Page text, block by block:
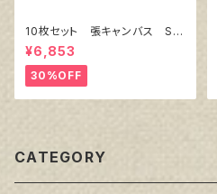
10枚セット 張キャンバス Sn
owWhite SPC（綿・ポリエステ
ル）F4 333㎜×242㎜
¥6,853
30%OFF
CATEGORY